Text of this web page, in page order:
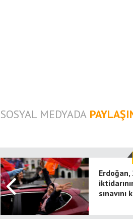
SOSYAL MEDYADA
Erdoğan,
sınavını